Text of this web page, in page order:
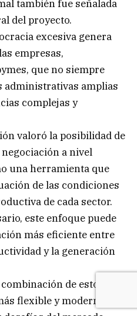
también fue señalada
del proyecto.
excesiva genera
empresas,
que no siempre
amplias
complejas y
valoró la posibilidad de
a nivel
una herramienta que
de las condiciones
de cada sector.
este enfoque puede
más eficiente entre
y la generación
de estos ejes
flexible y moderno,